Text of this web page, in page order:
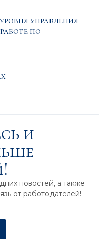
управления
по
и
новостей, а также
от работодателей!